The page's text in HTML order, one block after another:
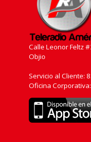
Calle Leonor Feltz
Objio
Servicio al Cliente:
Oficina